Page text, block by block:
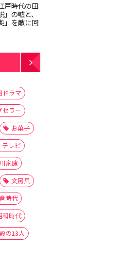
戸時代の田
の嘘と、
」を敵に回
ドラマ
セラー
お菓子
テレビ
家康
文房具
時代
和時代
の13人